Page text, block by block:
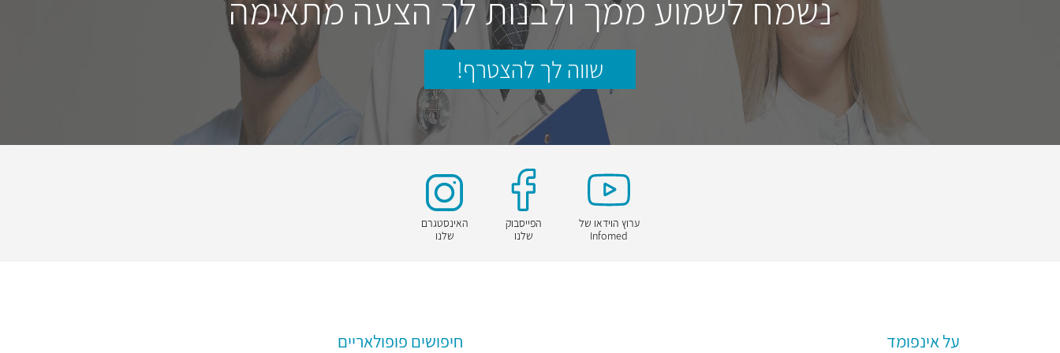
נשמח לשמוע ממך ולבנות לך הצעה מתאימה
שווה לך להצטרף!
ערוץ הוידאו של
Infomed
הפייסבוק
שלנו
האינסטגרם
שלנו
על אינפומד חיפושים פופולאריים